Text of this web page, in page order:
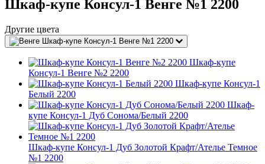
Шкаф-купе Консул-1 Венге №1 2200
Другие цвета
Шкаф-купе Консул-1 Венге №1 2200
Шкаф-купе
Консул-1 Венге №2 2200
Шкаф-купе Консул-1
Белый 2200
Шкаф-
купе Консул-1 Дуб Сонома/Белый 2200
Шкаф-купе Консул-1 Дуб Золотой Крафт/Ателье Темное
№1 2200